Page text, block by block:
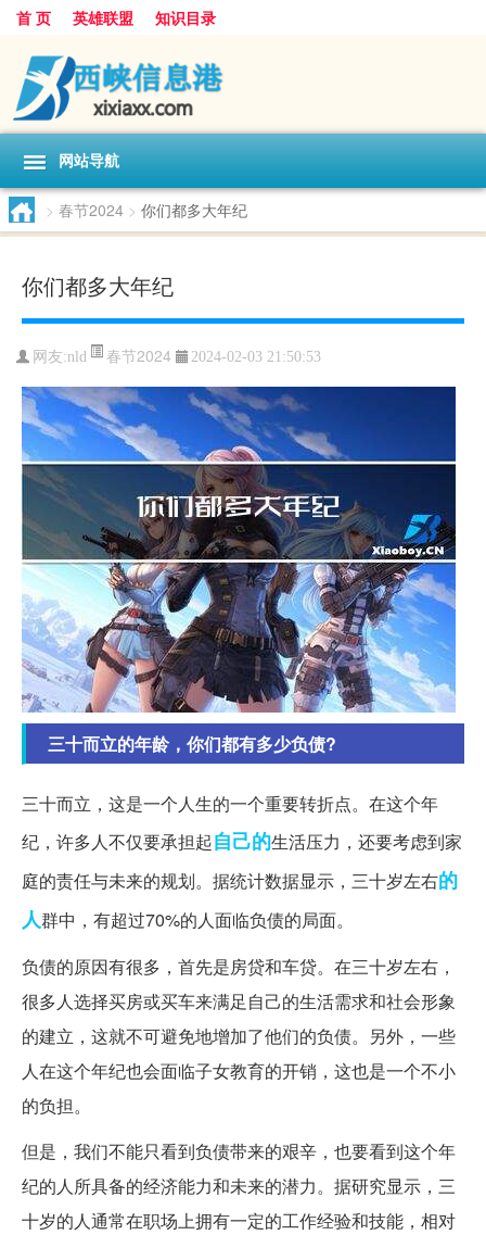
首 页 英雄联盟 知识目录
网站导航
> 春节2024 > 你们都多大年纪
你们都多大年纪
网友:nld 春节2024 2024-02-03 21:50:53
三十而立的年龄，你们都有多少负债?
三十而立，这是一个人生的一个重要转折点。在这个年
纪，许多人不仅要承担起自己的生活压力，还要考虑到家
庭的责任与未来的规划。据统计数据显示，三十岁左右的
人群中，有超过70%的人面临负债的局面。
负债的原因有很多，首先是房贷和车贷。在三十岁左右，
很多人选择买房或买车来满足自己的生活需求和社会形象
的建立，这就不可避免地增加了他们的负债。另外，一些
人在这个年纪也会面临子女教育的开销，这也是一个不小
的负担。
但是，我们不能只看到负债带来的艰辛，也要看到这个年
纪的人所具备的经济能力和未来的潜力。据研究显示，三
十岁的人通常在职场上拥有一定的工作经验和技能，相对